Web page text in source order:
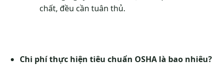
chất, đều cần tuân thủ.
Chi phí thực hiện tiêu chuẩn OSHA là bao nhiêu?